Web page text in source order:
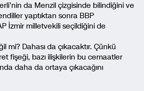
da Menzil çizgisinde bilindiğini ve
yaptıktan sonra BBP
İzmir milletvekili seçildiğini de
mi? Dahası da çıkacaktır. Çünkü
fişeği, bazı ilişkilerin bu cemaatler
daha da ortaya çıkacağını